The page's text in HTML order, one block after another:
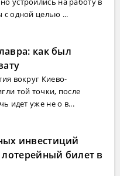
с одной целью ...
как был
вокруг Киево-
той точки, после
идет уже не о в...
инвестиций
билет в